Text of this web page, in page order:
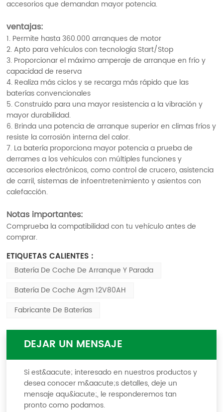
accesorios que demandan mayor potencia.
ventajas:
1. Permite hasta 360.000 arranques de motor
2. Apto para vehículos con tecnología Start/Stop
3. Proporcionar el máximo amperaje de arranque en frío y
capacidad de reserva
4. Realiza más ciclos y se recarga más rápido que las
baterías convencionales
5. Construido para una mayor resistencia a la vibración y
mayor durabilidad.
6. Brinda una potencia de arranque superior en climas fríos y
resiste la corrosión interna del calor.
7. La batería proporciona mayor potencia a prueba de
derrames a los vehículos con múltiples funciones y
accesorios electrónicos, como control de crucero, asistencia
de carril, sistemas de infoentretenimiento y asientos con
calefacción.
Notas importantes:
Comprueba la compatibilidad con tu vehículo antes de
comprar.
ETIQUETAS CALIENTES :
Batería De Coche De Arranque Y Parada
Batería De Coche Agm 12V80AH
Fabricante De Baterías
DEJAR UN MENSAJE
Si est&aacute; interesado en nuestros productos y
desea conocer m&aacute;s detalles, deje un
mensaje aqu&iacute;, le responderemos tan
pronto como podamos.